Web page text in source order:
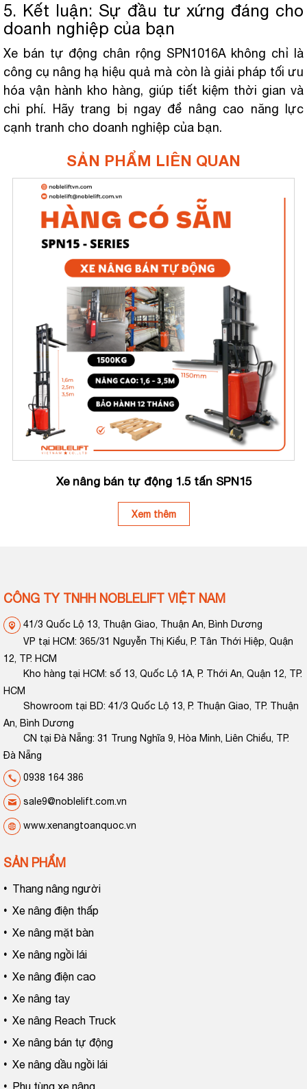
5. Kết luận: Sự đầu tư xứng đáng cho
doanh nghiệp của bạn
Xe bán tự động chân rộng SPN1016A không chỉ là
công cụ nâng hạ hiệu quả mà còn là giải pháp tối ưu
hóa vận hành kho hàng, giúp tiết kiệm thời gian và
chi phí. Hãy trang bị ngay để nâng cao năng lực
cạnh tranh cho doanh nghiệp của bạn.
SẢN PHẨM LIÊN QUAN
Xe nâng bán tự động 1.5 tấn SPN15
Xem thêm
CÔNG TY TNHH NOBLELIFT VIỆT NAM
41/3 Quốc Lộ 13, Thuận Giao, Thuận An, Bình Dương
VP tại HCM: 365/31 Nguyễn Thị Kiểu, P. Tân Thới Hiệp, Quận
12, TP. HCM
Kho hàng tại HCM: số 13, Quốc Lộ 1A, P. Thới An, Quận 12, TP.
HCM
Showroom tại BD: 41/3 Quốc Lộ 13, P. Thuận Giao, TP. Thuận
An, Bình Dương
CN tại Đà Nẵng: 31 Trung Nghĩa 9, Hòa Minh, Liên Chiểu, TP.
Đà Nẵng
0938 164 386
sale9@noblelift.com.vn
www.xenangtoanquoc.vn
SẢN PHẨM
• Thang nâng người
• Xe nâng điện thấp
• Xe nâng mặt bàn
• Xe nâng ngồi lái
• Xe nâng điện cao
• Xe nâng tay
• Xe nâng Reach Truck
• Xe nâng bán tự động
• Xe nâng dầu ngồi lái
• Phụ tùng xe nâng